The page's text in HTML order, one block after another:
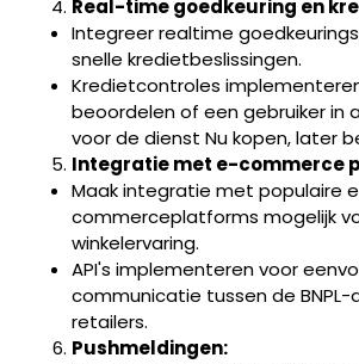
Real-time goedkeuring en
Integreer realtime
snelle kredietbeslissingen.
Kredietcontroles
beoordelen of een gebruiker in
voor de dienst Nu kopen, later
Integratie met e-commerce
Maak integratie met populaire
commerceplatforms mogelijk
winkelervaring.
API's implementeren voor
communicatie tussen de BNPL-
retailers.
Pushmeldingen: